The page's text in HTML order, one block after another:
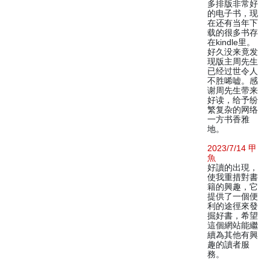
多排版非常好
的电子书，现
在还有当年下
载的很多书存
在kindle里。
好久没来竟发
现版主周先生
已经过世令人
不胜唏嘘。感
谢周先生带来
好读，给予纷
繁复杂的网络
一方书香雅
地。
2023/7/14 甲
魚
好讀的出現，
使我重措對書
籍的興趣，它
提供了一個便
利的途徑來發
掘好書，希望
這個網站能繼
續為其他有興
趣的讀者服
務。